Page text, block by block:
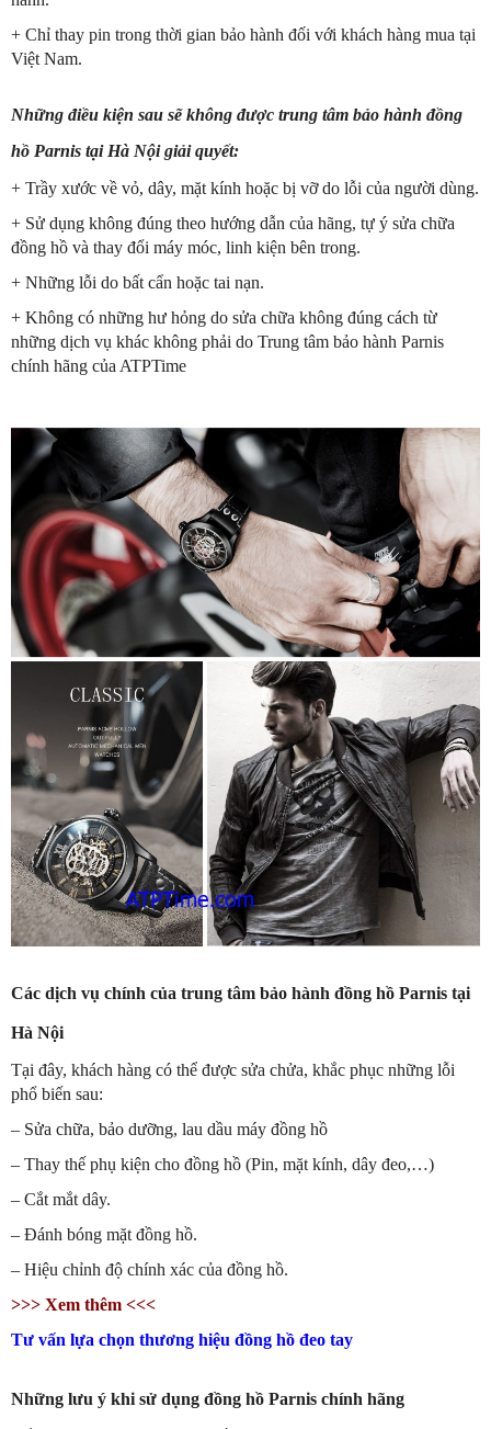
+ Chỉ thay pin trong thời gian bảo hành đối với khách hàng mua tại
Việt Nam.
Những điều kiện sau sẽ không được trung tâm bảo hành đồng
hồ Parnis tại Hà Nội giải quyết:
+ Trầy xước về vỏ, dây, mặt kính hoặc bị vỡ do lỗi của người dùng.
+ Sử dụng không đúng theo hướng dẫn của hãng, tự ý sửa chữa
đồng hồ và thay đổi máy móc, linh kiện bên trong.
+ Những lỗi do bất cẩn hoặc tai nạn.
+ Không có những hư hỏng do sửa chữa không đúng cách từ
những dịch vụ khác không phải do Trung tâm bảo hành Parnis
chính hãng của ATPTime
Các dịch vụ chính của trung tâm bảo hành đồng hồ Parnis tại
Hà Nội
Tại đây, khách hàng có thể được sửa chửa, khắc phục những lỗi
phổ biến sau:
– Sửa chữa, bảo dưỡng, lau dầu máy đồng hồ
– Thay thế phụ kiện cho đồng hồ (Pin, mặt kính, dây đeo,…)
– Cắt mắt dây.
– Đánh bóng mặt đồng hồ.
– Hiệu chỉnh độ chính xác của đồng hồ.
>>> Xem thêm <<<
Tư vấn lựa chọn thương hiệu đồng hồ đeo tay
Những lưu ý khi sử dụng đồng hồ Parnis chính hãng